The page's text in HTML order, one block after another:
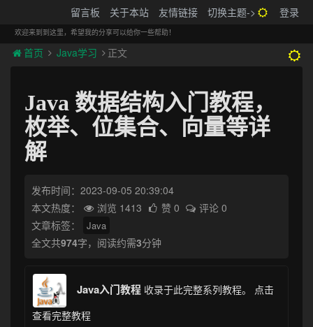
留言板 关于本站 友情链接 切换主题-> 登录
欢迎来到到这里，希望我的分享可以给你一些帮助！
首页 Java学习 正文
Java 数据结构入门教程，
枚举、位集合、向量等详
解
发布时间：2023-09-05 20:39:04
本文热度：
浏览 1413 赞 0
评论 0
文章标签：
Java
全文共974字，阅读约需3分钟
Java入门教程 收录于此完整系列教程。
点击
查看完整教程